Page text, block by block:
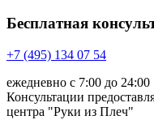
Бесплатная
+7 (495) 134 07 54
ежедневно с 7:00 до 24:00
Консультации
центра "Руки из Плеч"